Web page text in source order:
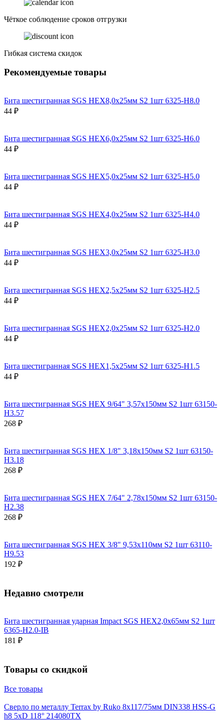
Чёткое соблюдение сроков отгрузки
Гибкая система скидок
Рекомендуемые товары
Бита шестигранная SGS HEX8,0х25мм S2 1шт 6325-H8.0
44 ₽
Бита шестигранная SGS HEX6,0х25мм S2 1шт 6325-H6.0
44 ₽
Бита шестигранная SGS HEX5,0х25мм S2 1шт 6325-H5.0
44 ₽
Бита шестигранная SGS HEX4,0х25мм S2 1шт 6325-H4.0
44 ₽
Бита шестигранная SGS HEX3,0х25мм S2 1шт 6325-H3.0
44 ₽
Бита шестигранная SGS HEX2,5х25мм S2 1шт 6325-H2.5
44 ₽
Бита шестигранная SGS HEX2,0х25мм S2 1шт 6325-H2.0
44 ₽
Бита шестигранная SGS HEX1,5х25мм S2 1шт 6325-H1.5
44 ₽
Бита шестигранная SGS HEX 9/64" 3,57х150мм S2 1шт 63150-
H3.57
268 ₽
Бита шестигранная SGS HEX 1/8" 3,18х150мм S2 1шт 63150-
H3.18
268 ₽
Бита шестигранная SGS HEX 7/64" 2,78х150мм S2 1шт 63150-
H2.38
268 ₽
Бита шестигранная SGS HEX 3/8" 9,53х110мм S2 1шт 63110-
H9.53
192 ₽
Недавно смотрели
Бита шестигранная ударная Impact SGS HEX2,0х65мм S2 1шт
6365-H2.0-IB
181 ₽
Товары со скидкой
Все товары
Сверло по металлу Terrax by Ruko 8x117/75мм DIN338 HSS-G
h8 5xD 118° 214080TX